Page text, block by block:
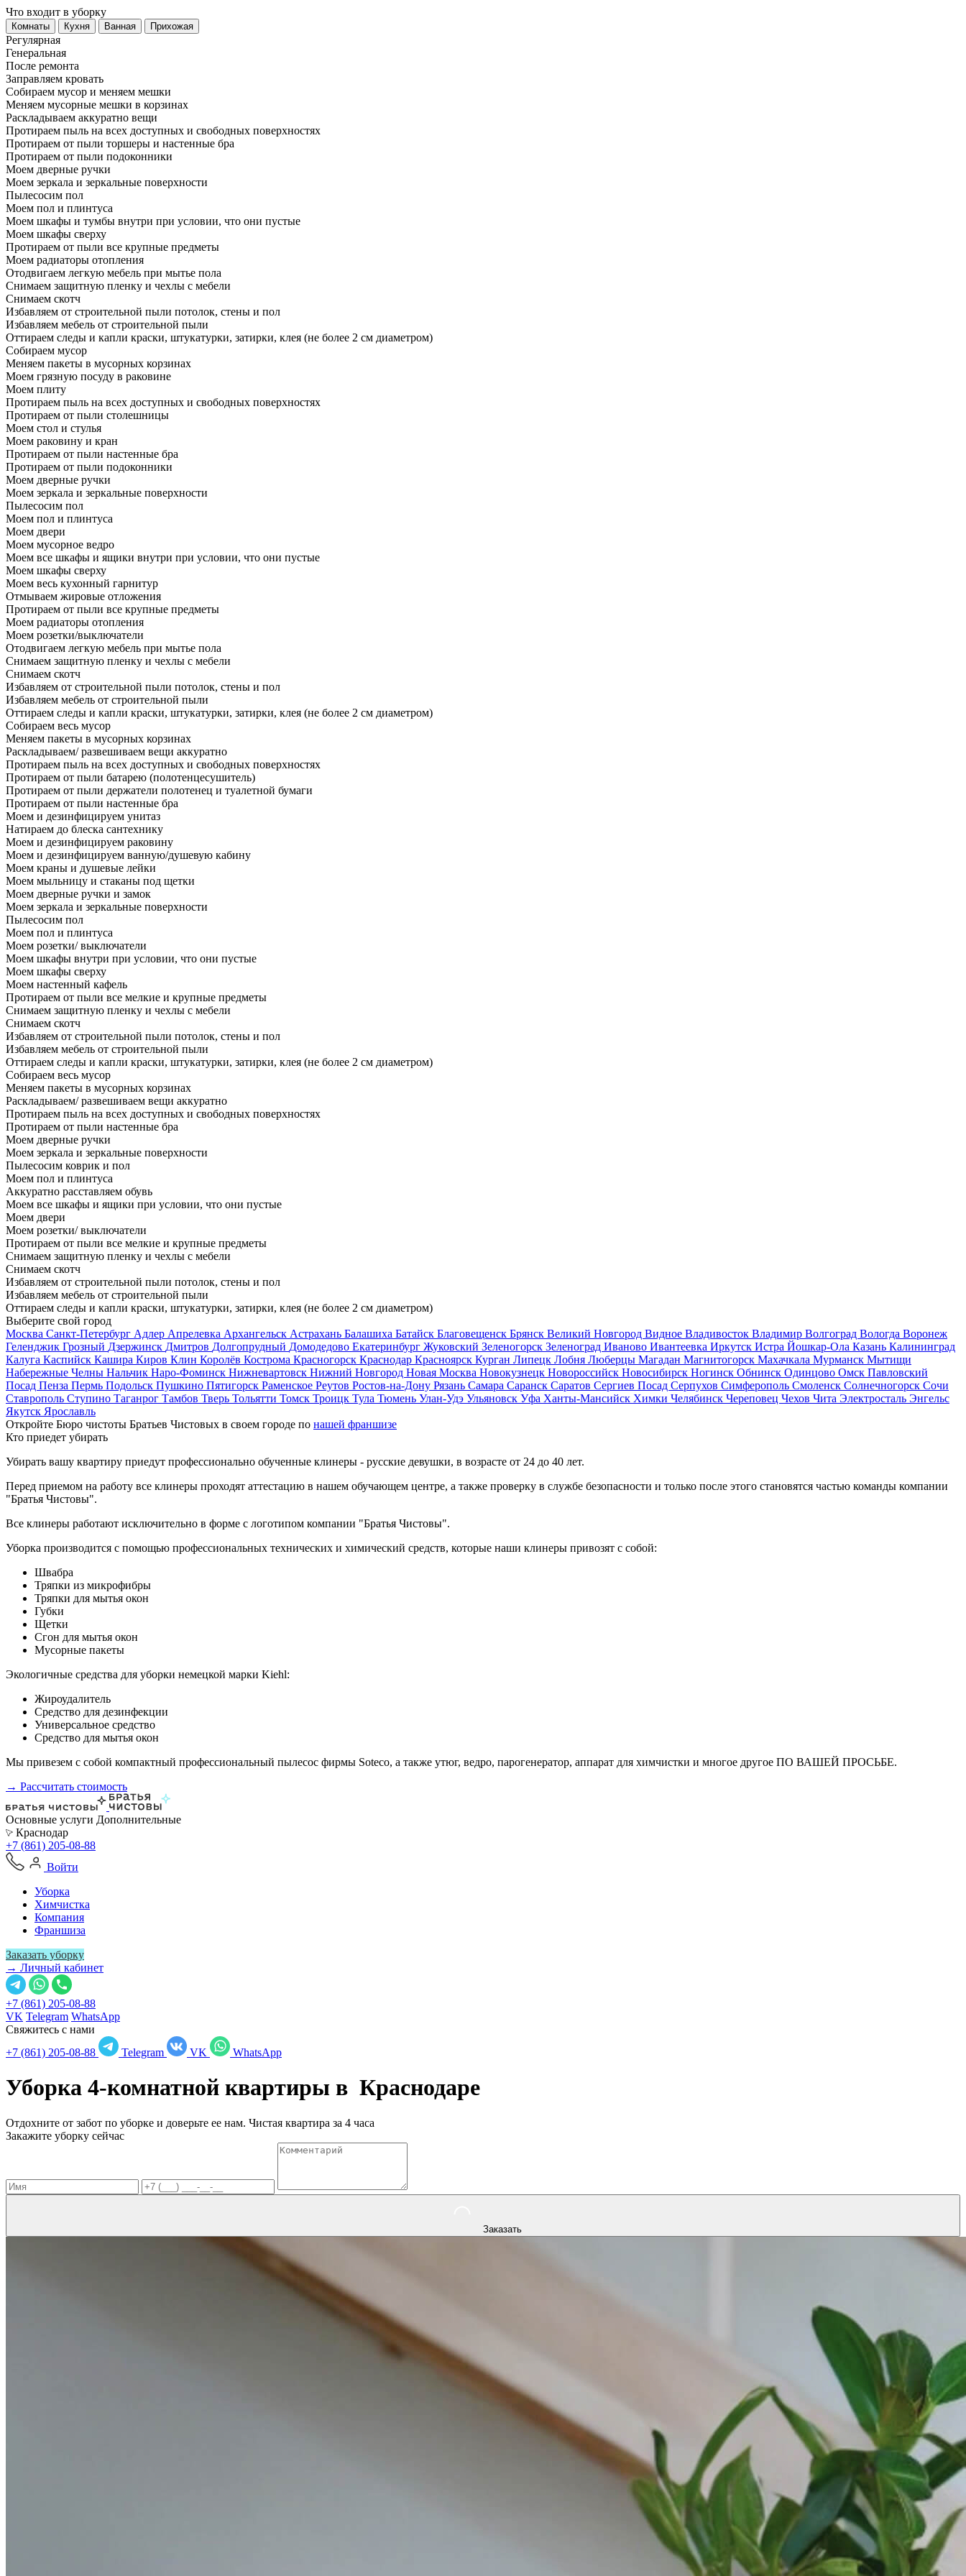
Что входит в уборку
Регу­лярная
Гене­ральная
После ремонта
Заправляем кровать
Собираем мусор и меняем мешки
Меняем мусорные мешки в корзинах
Раскладываем аккуратно вещи
Протираем пыль на всех доступных и свободных поверхностях
Протираем от пыли торшеры и настенные бра
Протираем от пыли подоконники
Моем дверные ручки
Моем зеркала и зеркальные поверхности
Пылесосим пол
Моем пол и плинтуса
Моем шкафы и тумбы внутри при условии, что они пустые
Моем шкафы сверху
Протираем от пыли все крупные предметы
Моем радиаторы отопления
Отодвигаем легкую мебель при мытье пола
Снимаем защитную пленку и чехлы с мебели
Снимаем скотч
Избавляем от строительной пыли потолок, стены и пол
Избавляем мебель от строительной пыли
Оттираем следы и капли краски, штукатурки, затирки, клея (не более 2 см диаметром)
Собираем мусор
Меняем пакеты в мусорных корзинах
Моем грязную посуду в раковине
Моем плиту
Протираем пыль на всех доступных и свободных поверхностях
Протираем от пыли столешницы
Моем стол и стулья
Моем раковину и кран
Протираем от пыли настенные бра
Протираем от пыли подоконники
Моем дверные ручки
Моем зеркала и зеркальные поверхности
Пылесосим пол
Моем пол и плинтуса
Моем двери
Моем мусорное ведро
Моем все шкафы и ящики внутри при условии, что они пустые
Моем шкафы сверху
Моем весь кухонный гарнитур
Отмываем жировые отложения
Протираем от пыли все крупные предметы
Моем радиаторы отопления
Моем розетки/выключатели
Отодвигаем легкую мебель при мытье пола
Снимаем защитную пленку и чехлы с мебели
Снимаем скотч
Избавляем от строительной пыли потолок, стены и пол
Избавляем мебель от строительной пыли
Оттираем следы и капли краски, штукатурки, затирки, клея (не более 2 см диаметром)
Собираем весь мусор
Меняем пакеты в мусорных корзинах
Раскладываем/ развешиваем вещи аккуратно
Протираем пыль на всех доступных и свободных поверхностях
Протираем от пыли батарею (полотенцесушитель)
Протираем от пыли держатели полотенец и туалетной бумаги
Протираем от пыли настенные бра
Моем и дезинфицируем унитаз
Натираем до блеска сантехнику
Моем и дезинфицируем раковину
Моем и дезинфицируем ванную/душевую кабину
Моем краны и душевые лейки
Моем мыльницу и стаканы под щетки
Моем дверные ручки и замок
Моем зеркала и зеркальные поверхности
Пылесосим пол
Моем пол и плинтуса
Моем розетки/ выключатели
Моем шкафы внутри при условии, что они пустые
Моем шкафы сверху
Моем настенный кафель
Протираем от пыли все мелкие и крупные предметы
Снимаем защитную пленку и чехлы с мебели
Снимаем скотч
Избавляем от строительной пыли потолок, стены и пол
Избавляем мебель от строительной пыли
Оттираем следы и капли краски, штукатурки, затирки, клея (не более 2 см диаметром)
Собираем весь мусор
Меняем пакеты в мусорных корзинах
Раскладываем/ развешиваем вещи аккуратно
Протираем пыль на всех доступных и свободных поверхностях
Протираем от пыли настенные бра
Моем дверные ручки
Моем зеркала и зеркальные поверхности
Пылесосим коврик и пол
Моем пол и плинтуса
Аккуратно расставляем обувь
Моем все шкафы и ящики при условии, что они пустые
Моем двери
Моем розетки/ выключатели
Протираем от пыли все мелкие и крупные предметы
Снимаем защитную пленку и чехлы с мебели
Снимаем скотч
Избавляем от строительной пыли потолок, стены и пол
Избавляем мебель от строительной пыли
Оттираем следы и капли краски, штукатурки, затирки, клея (не более 2 см диаметром)
Выберите свой город
Москва Санкт-Петербург Адлер Апрелевка Архангельск Астрахань Балашиха Батайск Благовещенск Брянск Великий Новгород Видное Владивосток Владимир Волгоград Вологда Воронеж
Геленджик Грозный Дзержинск Дмитров Долгопрудный Домодедово Екатеринбург Жуковский Зеленогорск Зеленоград Иваново Ивантеевка Иркутск Истра Йошкар-Ола Казань Калининград
Калуга Каспийск Кашира Киров Клин Королёв Кострома Красногорск Краснодар Красноярск Курган Липецк Лобня Люберцы Магадан Магнитогорск Махачкала Мурманск Мытищи
Набережные Челны Нальчик Наро-Фоминск Нижневартовск Нижний Новгород Новая Москва Новокузнецк Новороссийск Новосибирск Ногинск Обнинск Одинцово Омск Павловский
Посад Пенза Пермь Подольск Пушкино Пятигорск Раменское Реутов Ростов-на-Дону Рязань Самара Саранск Саратов Сергиев Посад Серпухов Симферополь Смоленск Солнечногорск Сочи
Ставрополь Ступино Таганрог Тамбов Тверь Тольятти Томск Троицк Тула Тюмень Улан-Удэ Ульяновск Уфа Ханты-Мансийск Химки Челябинск Череповец Чехов Чита Электросталь Энгельс
Якутск Ярославль
Откройте Бюро чистоты Братьев Чистовых в своем городе по нашей франшизе
Кто приедет убирать
Убирать вашу квартиру приедут профессионально обученные клинеры - русские девушки, в возрасте от 24 до 40 лет.
Перед приемом на работу все клинеры проходят аттестацию в нашем обучающем центре, а также проверку в службе безопасности и только после этого становятся частью команды компании
"Братья Чистовы".
Все клинеры работают исключительно в форме с логотипом компании "Братья Чистовы".
Уборка производится с помощью профессиональных технических и химический средств, которые наши клинеры привозят с собой:
Швабра
Тряпки из микрофибры
Тряпки для мытья окон
Губки
Щетки
Сгон для мытья окон
Мусорные пакеты
Экологичные средства для уборки немецкой марки Kiehl:
Жироудалитель
Средство для дезинфекции
Универсальное средство
Средство для мытья окон
Мы привезем с собой компактный профессиональный пылесос фирмы Soteco, а также утюг, ведро, парогенератор, аппарат для химчистки и многое другое ПО ВАШЕЙ ПРОСЬБЕ.
→ Рассчитать стоимость
Основные услуги Дополнительные
Краснодар
+7 (861) 205-08-88
Войти
Уборка
Химчистка
Компания
Франшиза
Заказать уборку
→ Личный кабинет
+7 (861) 205-08-88
VK Telegram WhatsApp
Свяжитесь с нами
+7 (861) 205-08-88
Telegram VK WhatsApp
Уборка 4-комнатной квартиры в Краснодаре
Отдохните от забот по уборке и доверьте ее нам. Чистая квартира за 4 часа
Закажите уборку сейчас
Заказать